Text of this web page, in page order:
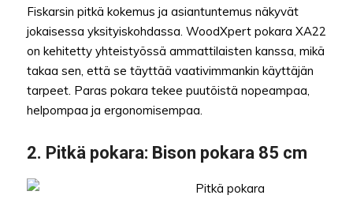
Fiskarsin pitkä kokemus ja asiantuntemus näkyvät
jokaisessa yksityiskohdassa. WoodXpert pokara XA22
on kehitetty yhteistyössä ammattilaisten kanssa, mikä
takaa sen, että se täyttää vaativimmankin käyttäjän
tarpeet. Paras pokara tekee puutöistä nopeampaa,
helpompaa ja ergonomisempaa.
2. Pitkä pokara: Bison pokara 85 cm